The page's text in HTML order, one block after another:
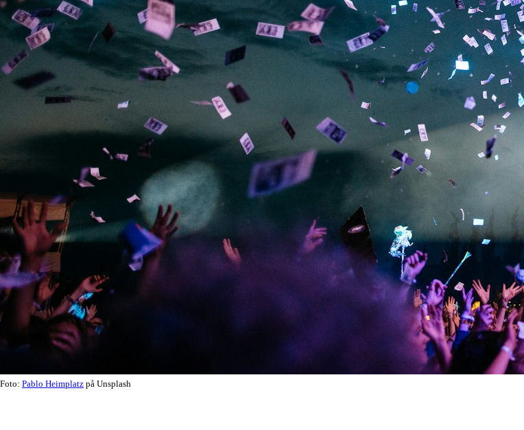
Foto: Pablo Heimplatz på Unsplash